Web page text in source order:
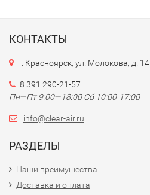
КОНТАКТЫ
г. Красноярск, ул. Молокова, д. 14
8 391 290-21-57
Пн—Пт 9:00—18:00 Сб 10:00-17:00
info@clear-air.ru
РАЗДЕЛЫ
Наши преимущества
Доставка и оплата